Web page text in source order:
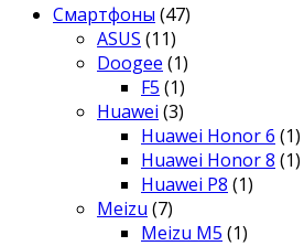
Смартфоны (47)
ASUS (11)
Doogee (1)
F5 (1)
Huawei (3)
Huawei Honor 6 (1)
Huawei Honor 8 (1)
Huawei P8 (1)
Meizu (7)
Meizu M5 (1)